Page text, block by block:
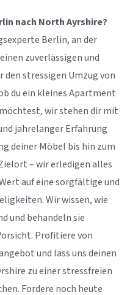
nach North Ayrshire?
Berlin, an der
zuverlässigen und
den stressigen Umzug von
du ein kleines Apartment
wir stehen dir mit
jahrelanger Erfahrung
deiner Möbel bis hin zum
– wir erledigen alles
auf eine sorgfältige und
Wir wissen, wie
und behandeln sie
Profitiere von
und lass uns deinen
zu einer stressfreien
Fordere noch heute